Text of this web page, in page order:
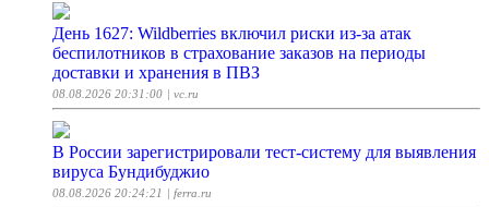
День 1627: Wildberries включил риски из-за атак
беспилотников в страхование заказов на периоды
доставки и хранения в ПВЗ
08.08.2026 20:31:00 | vc.ru
В России зарегистрировали тест-систему для выявления
вируса Бундибуджио
08.08.2026 20:24:21 | ferra.ru